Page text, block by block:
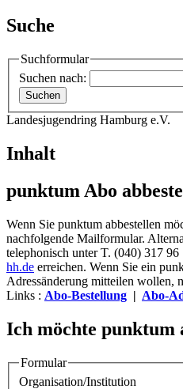
Suche
Suchformular
Suchen nach:
Landesjugendring Hamburg e.V.
Inhalt
punktum Abo
Wenn Sie punktum abbestellen
nachfolgende Mailformular.
telephonisch unter T. (040) 317 96
hh.de erreichen. Wenn Sie ein
Adressänderung mitteilen wollen,
Links : Abo-Bestellung | Abo-
Ich möchte punktum
Formular
Organisation/Institution